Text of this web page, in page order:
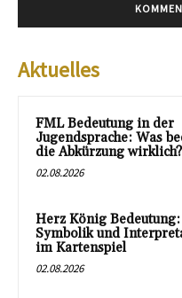
Aktuelles
FML Bedeutung in der
Jugendsprache: Was
die Abkürzung wirklich?
02.08.2026
Herz König
Symbolik und
im Kartenspiel
02.08.2026